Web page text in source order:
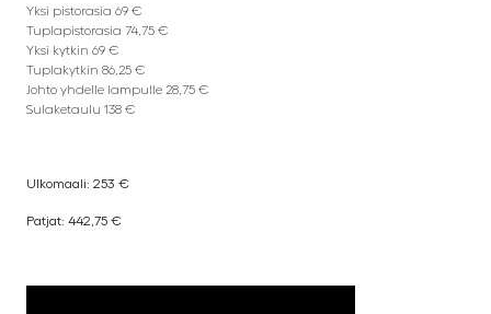
Yksi pistorasia 69 €
Tuplapistorasia 74,75 €
Yksi kytkin 69 €
Tuplakytkin 86,25 €
Johto yhdelle lampulle 28,75 €
Sulaketaulu 138 €
Ulkomaali: 253 €
Patjat: 442,75 €